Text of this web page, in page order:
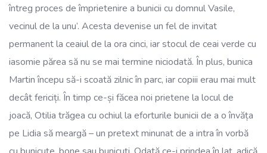
întreg proces de împrietenire a bunicii cu domnul Vasile,
vecinul de la unu’. Acesta devenise un fel de invitat
permanent la ceaiul de la ora cinci, iar stocul de ceai verde cu
iasomie părea să nu se mai termine niciodată. În plus, bunica
Martin începu să-i scoată zilnic în parc, iar copiii erau mai mult
decât fericiți. În timp ce-și făcea noi prietene la locul de
joacă, Otilia trăgea cu ochiul la eforturile bunicii de a o învăța
pe Lidia să meargă – un pretext minunat de a intra în vorbă